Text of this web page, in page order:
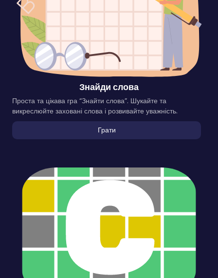
Знайди слова
Проста та цікава гра “Знайти слова”. Шукайте та
викреслюйте заховані слова і розвивайте уважність.
Грати